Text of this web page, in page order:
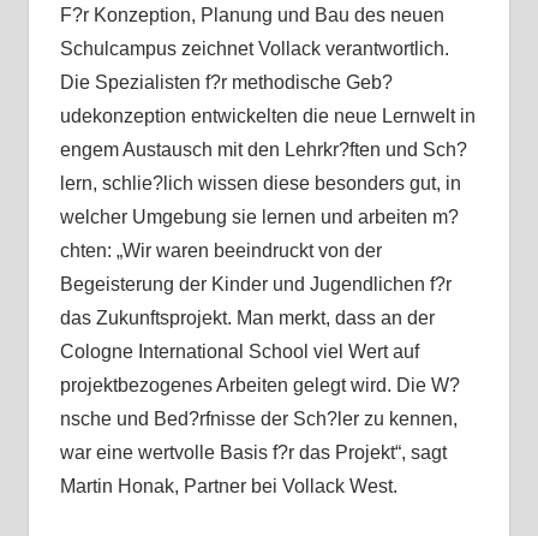
F?r Konzeption, Planung und Bau des neuen
Schulcampus zeichnet Vollack verantwortlich.
Die Spezialisten f?r methodische Geb?
udekonzeption entwickelten die neue Lernwelt in
engem Austausch mit den Lehrkr?ften und Sch?
lern, schlie?lich wissen diese besonders gut, in
welcher Umgebung sie lernen und arbeiten m?
chten: „Wir waren beeindruckt von der
Begeisterung der Kinder und Jugendlichen f?r
das Zukunftsprojekt. Man merkt, dass an der
Cologne International School viel Wert auf
projektbezogenes Arbeiten gelegt wird. Die W?
nsche und Bed?rfnisse der Sch?ler zu kennen,
war eine wertvolle Basis f?r das Projekt“, sagt
Martin Honak, Partner bei Vollack West.